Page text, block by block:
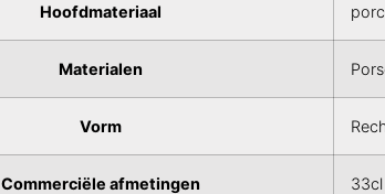
Hoofdmateriaal
Materialen
Vorm
Commerciële afmetingen 33cl